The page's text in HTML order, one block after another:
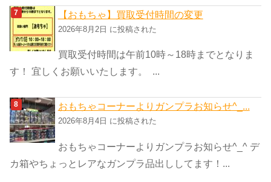
【おもちゃ】買取受付時間の変更
2026年8月2日 に投稿された
買取受付時間は午前10時～18時までとなりま
す！ 宜しくお願いいたします。 ...
おもちゃコーナーよりガンプラお知らせ^_...
2026年8月4日 に投稿された
おもちゃコーナーよりガンプラお知らせ^_^ デ
カ箱やちょっとレアなガンプラ品出ししてます！...